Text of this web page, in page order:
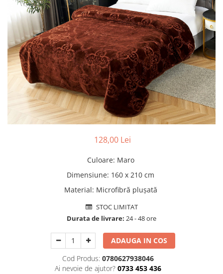
Pilote cu blăniță
128,00 Lei
Culoare: Maro
Dimensiune: 160 x 210 cm
Material: Microfibră plușată
STOC LIMITAT
Durata de livrare: 24 - 48 ore
ADAUGA IN COS
Cod Produs: 0780627938046
Ai nevoie de ajutor? 0733 453 436